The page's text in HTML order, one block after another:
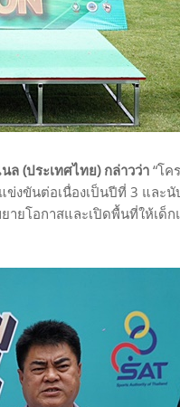
ล (ประเทศไทย) กล่าวว่า “โค
ข่งขันต่อเนื่องเป็นปีที่ 3 และ
ายโอกาสและเปิดพื้นที่ให้เด็